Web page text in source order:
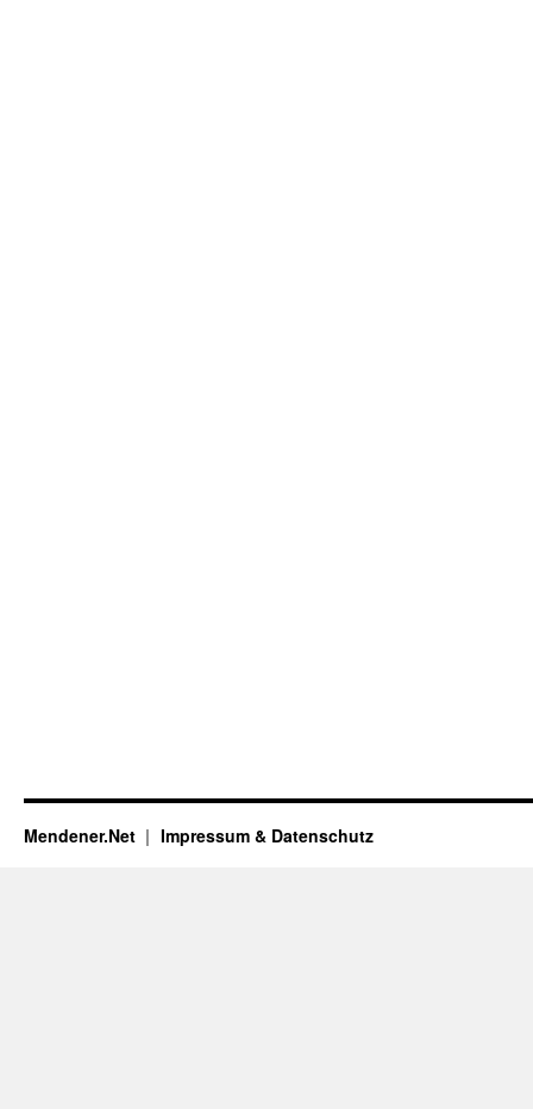
Mendener.Net Impressum & Datenschutz